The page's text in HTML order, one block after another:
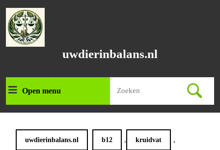
naar
inhoud
uwdierinbalans.nl
Open menuOpen
menu
naar:
uwdierinbalans.nl b12 , kruidvat ,